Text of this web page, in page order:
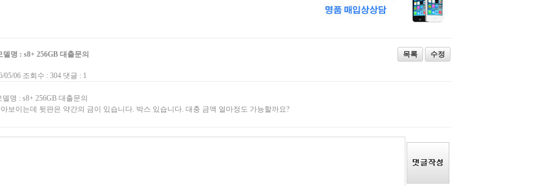
명 : s8+ 256GB 대출문의 목록 수정
05/06 조회수 : 304 댓글 : 1
명 : s8+ 256GB 대출문의
보이는데 뒷판은 약간의 금이 있습니다. 박스 있습니다. 대충 금액 얼마정도 가능할까요?